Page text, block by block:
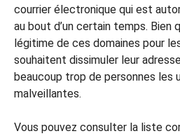
courrier électronique qui est
au bout d’un certain temps. Bien
légitime de ces domaines pour
souhaitent dissimuler leur
beaucoup trop de personnes les
malveillantes.
Vous pouvez consulter la liste